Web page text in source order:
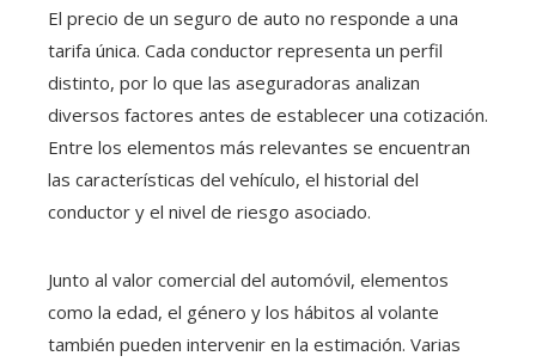
El precio de un seguro de auto no responde a una
tarifa única. Cada conductor representa un perfil
distinto, por lo que las aseguradoras analizan
diversos factores antes de establecer una cotización.
Entre los elementos más relevantes se encuentran
las características del vehículo, el historial del
conductor y el nivel de riesgo asociado.
Junto al valor comercial del automóvil, elementos
como la edad, el género y los hábitos al volante
también pueden intervenir en la estimación. Varias